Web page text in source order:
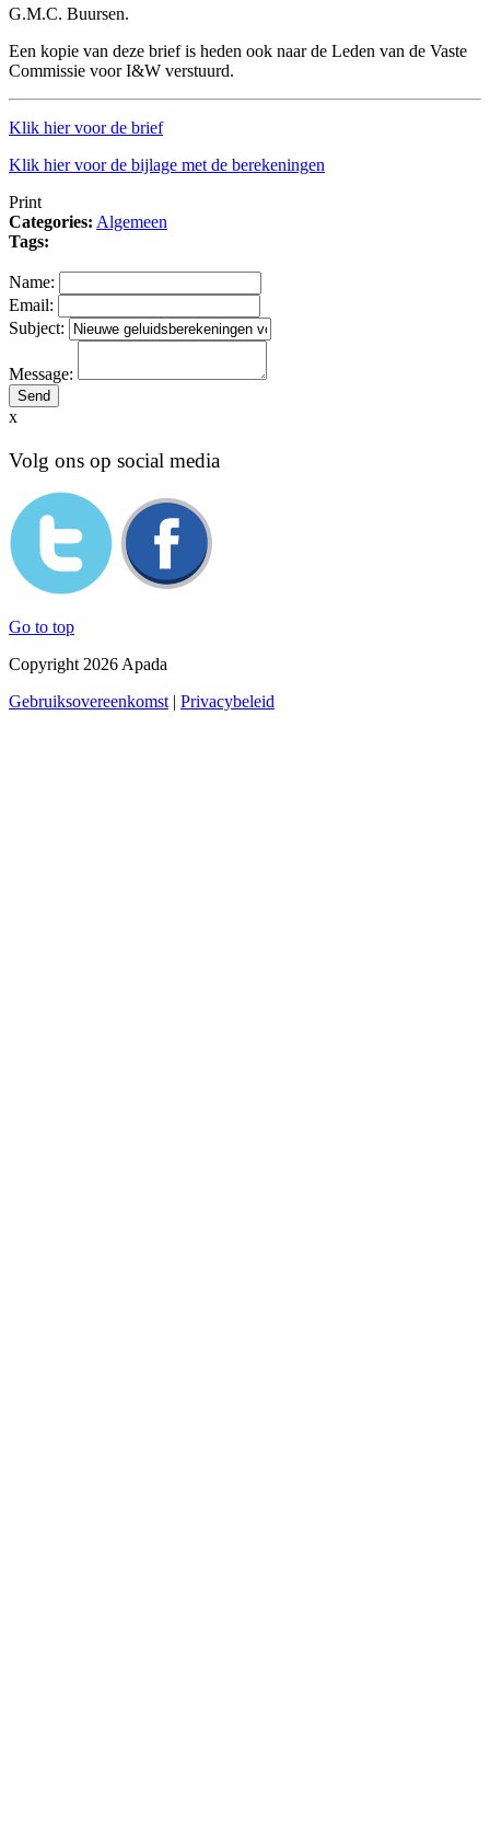
G.M.C. Buursen.
Een kopie van deze brief is heden ook naar de Leden van de Vaste
Commissie voor I&W verstuurd.
Klik hier voor de brief
Klik hier voor de bijlage met de berekeningen
Print
Categories: Algemeen
Tags:
Name:
Email:
Subject:
Message:
x
Volg ons op social media
Go to top
Copyright 2026 Apada
Gebruiksovereenkomst | Privacybeleid